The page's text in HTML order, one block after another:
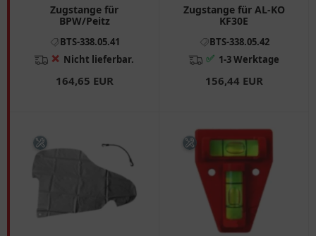
Zugstange für
BPW/Peitz
BTS-338.05.41
❌ Nicht lieferbar.
164,65 EUR
Zugstange für AL-KO
KF30E
BTS-338.05.42
✅ 1-3 Werktage
156,44 EUR